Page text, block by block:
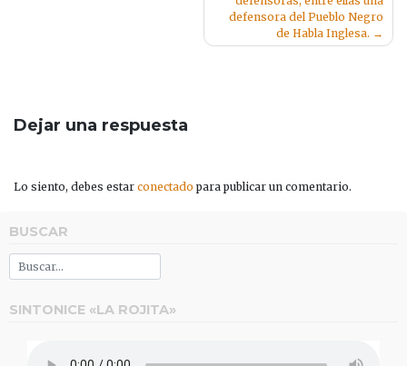
defensora del Pueblo Negro
de Habla Inglesa.
Dejar una respuesta
Lo siento, debes estar conectado para publicar un comentario.
BUSCAR
SINTONICE «LA ROJITA»